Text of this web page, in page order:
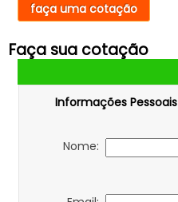
faça uma cotação
Faça sua cotação
Informações Pessoais
Nome: